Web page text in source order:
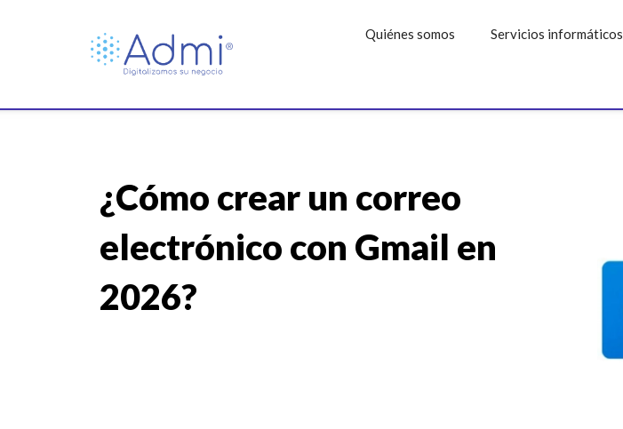
Quiénes somos Servicios informáticos
¿Cómo crear un correo
electrónico con Gmail en
2026?